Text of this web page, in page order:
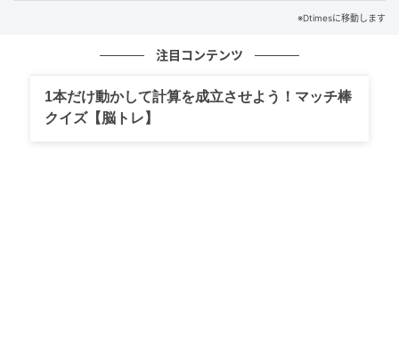
また、例年話題を集めているフォトスポットも、ウィ
ッシュコアな世界観へと一新するほか、アイドルグル
ープ≒JOYがピューロウィッシュマツリをさらにウィッ
※Dtimesに移動します
注目コンテンツ
1本だけ動かして計算を成立させよう！マッチ棒
クイズ【脳トレ】